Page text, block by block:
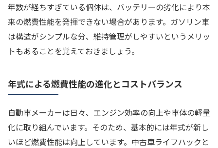
年数が経ちすぎている個体は、バッテリーの劣化により本
来の燃費性能を発揮できない場合があります。ガソリン車
は構造がシンプルな分、維持管理がしやすいというメリッ
トもあることを覚えておきましょう。
年式による燃費性能の進化とコストバランス
自動車メーカーは日々、エンジン効率の向上や車体の軽量
化に取り組んでいます。そのため、基本的には年式が新し
いほど燃費性能は向上しています。中古車ライフハックと